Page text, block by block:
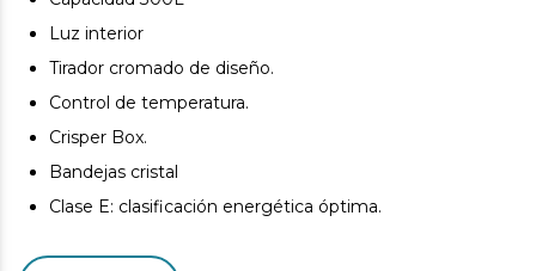
Luz interior
Tirador cromado de diseño.
Control de temperatura.
Crisper Box.
Bandejas cristal
Clase E: clasificación energética óptima.